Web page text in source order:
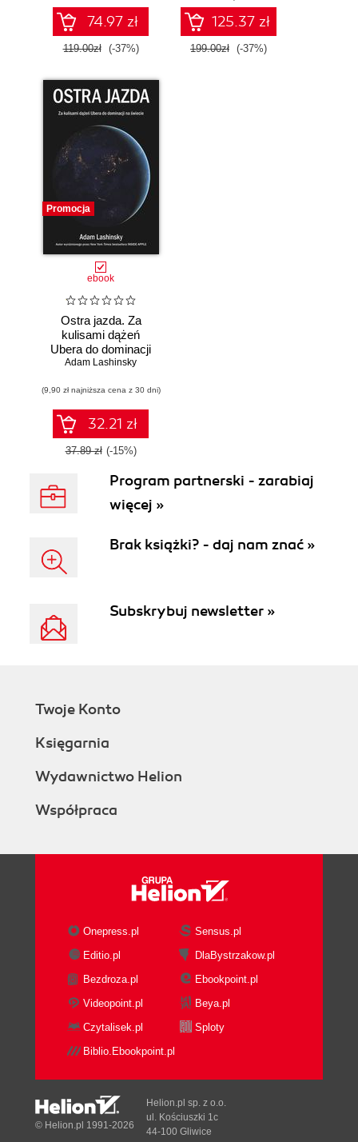
74.97 zł
119.00zł (-37%)
125.37 zł
199.00zł (-37%)
Promocja
ebook
Ostra jazda. Za
kulisami dążeń
Ubera do dominacji
na świecie
Adam Lashinsky
(9,90 zł najniższa cena z 30 dni)
32.21 zł
37.89 zł (-15%)
Program partnerski - zarabiaj
więcej »
Brak książki? - daj nam znać »
Subskrybuj newsletter »
Twoje Konto
Księgarnia
Wydawnictwo Helion
Współpraca
Onepress.pl
Sensus.pl
Editio.pl
DlaBystrzakow.pl
Bezdroza.pl
Ebookpoint.pl
Videopoint.pl
Beya.pl
Czytalisek.pl
Sploty
Biblio.Ebookpoint.pl
© Helion.pl 1991-2026
Helion.pl sp. z o.o.
ul. Kościuszki 1c
44-100 Gliwice